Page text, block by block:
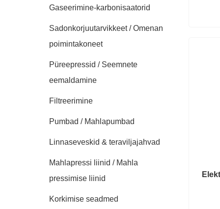
Gaseerimine-karbonisaatorid
Sadonkorjuutarvikkeet / Omenan
poimintakoneet
Püreepressid / Seemnete
eemaldamine
Filtreerimine
Pumbad / Mahlapumbad
Linnaseveskid & teraviljajahvad
Mahlapressi liinid / Mahla
pressimise liinid
Korkimise seadmed